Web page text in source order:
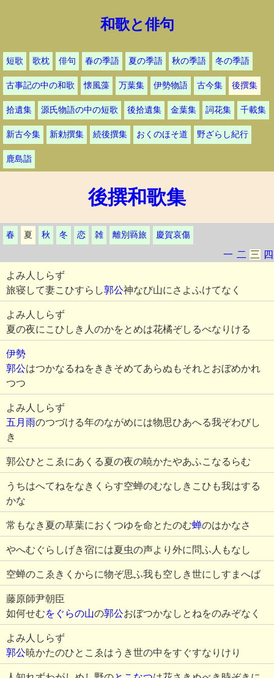
和歌と俳句
短歌 歌枕 俳句 春の季語 夏の季語 秋の季語 冬の季語
古事記の中の和歌 懐風藻 万葉集 伊勢物語 古今集 後撰集
拾遺集 源氏物語の中の短歌 後拾遺集 金葉集 詞花集 千載集
新古今集 新勅撰集 続後撰集 おくのほそ道 野ざらし紀行
鹿島詣
後撰和歌集
春 夏 秋 冬 恋 雑 離別羇旅 慶賀哀傷
一 二 三 四
よみ人しらず
旅寝して妻こひすらし郭公神なび山にさよふけてなく
よみ人しらず
夏の夜にこひしき人のかをとめは花橘ぞしるべなりける
伊勢
郭公はつかなるねをききそめてあらぬもそれとおぼめかれ
つつ
よみ人しらず
五月雨のつづける年のながめには物思ひあへる我ぞわびし
き
郭公ひとこゑにあくる夏の夜の暁かたやあふこなるらむ
うちはへてねをなきくらす空蝉のむなしきこひも我はする
かな
常もなき夏の草葉におくつゆを命とたのむ蝉のはかなさ
やへむぐらしげき宿には夏虫の声より外に問ふ人もなし
空蝉のこゑきくからに物ぞ思ふ我も空しき世にしすまへば
藤原師尹朝臣
如何せむをぐらの山の郭公おぼつかなしとねをのみぞなく
よみ人しらず
郭公暁かたのひとこゑはうき世の中をすぐすなりけり